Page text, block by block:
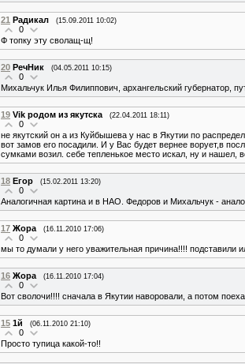
21 Радикал (15.09.2011 10:02)
0
Ф топку эту сволащ-щ!
20 РечНик (04.05.2011 10:15)
0
Михальчук Илья Филиппович, архангельский губернатор,
19 Vik родом из якутска (22.04.2011 18:11)
0
не якутский он а из Куйбышева у нас в Якутии по
вот замов его посадили. И у Вас будет вернее ворует,в
сумками возил. себе тепленькое место искал, ну и нашел,
18 Егор (15.02.2011 13:20)
0
Аналогичная картина и в НАО. Федоров и Михальчук -
17 Жора (16.11.2010 17:06)
0
мы то думали у него уважительная причина!!!! подставили
16 Жора (16.11.2010 17:04)
0
Вот сволочи!!!! сначала в Якутии наворовали, а потом
15 1й (06.11.2010 21:10)
0
Просто тупица какой-то!!